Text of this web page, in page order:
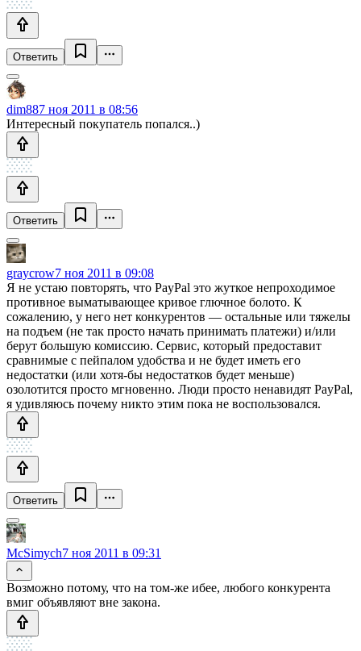
Ответить
dim887 ноя 2011 в 08:56
Интересный покупатель попался..)
Ответить
graycrow7 ноя 2011 в 09:08
Я не устаю повторять, что PayPal это жуткое непроходимое
противное выматывающее кривое глючное болото. К
сожалению, у него нет конкурентов — остальные или тяжелы
на подъем (не так просто начать принимать платежи) и/или
берут большую комиссию. Сервис, который предоставит
сравнимые с пейпалом удобства и не будет иметь его
недостатки (или хотя-бы недостатков будет меньше)
озолотится просто мгновенно. Люди просто ненавидят PayPal,
я удивляюсь почему никто этим пока не воспользовался.
Ответить
McSimych7 ноя 2011 в 09:31
Возможно потому, что на том-же ибее, любого конкурента
вмиг объявляют вне закона.